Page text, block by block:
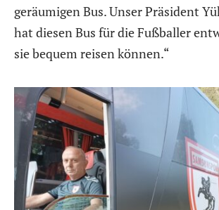
geräumigen Bus. Unser Präsident
hat diesen Bus für die Fußballer
sie bequem reisen können.“